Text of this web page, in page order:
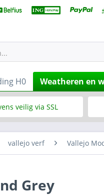
H0 Weatheren en
veilig via SSL
vallejo verf Vallejo
Grey